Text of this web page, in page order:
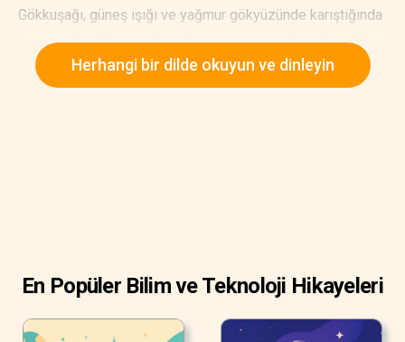
Gökkuşağı, güneş ışığı ve yağmur gökyüzünde karıştığında
ortaya çıkar. Güneş ışığının birçok rengi vardır ve havadaki
su damlacıklarından geçtiğinde renkler birbirinden ayrılır.
Herhangi bir dilde okuyun ve dinleyin
En Popüler Bilim ve Teknoloji Hikayeleri